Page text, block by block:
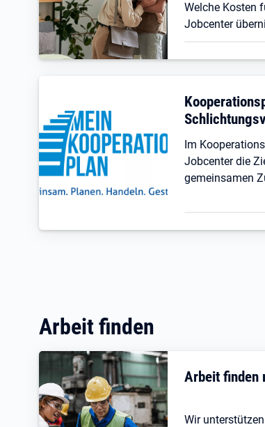
Welche Kosten
Jobcenter
Im
Jobcenter die
gemeinsamen
Arbeit finden
Arbeit finden
Wir